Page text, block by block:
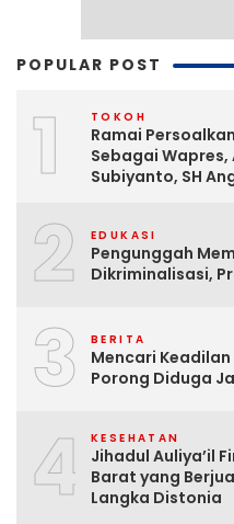
POPULAR POST
1 TOKOH
Ramai
Sebagai
Subiyanto, SH
2 EDUKASI
Pengunggah
Dikriminalisasi,
3 BERITA
Mencari
Porong Diduga
4 KESEHATAN
Jihadul Auliya’il
Barat yang
Langka Distonia